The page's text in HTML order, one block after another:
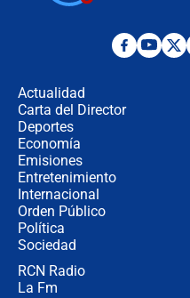
Actualidad
Carta del Director
Deportes
Economía
Emisiones
Entretenimiento
Internacional
Orden Público
Política
Sociedad
RCN Radio
La Fm